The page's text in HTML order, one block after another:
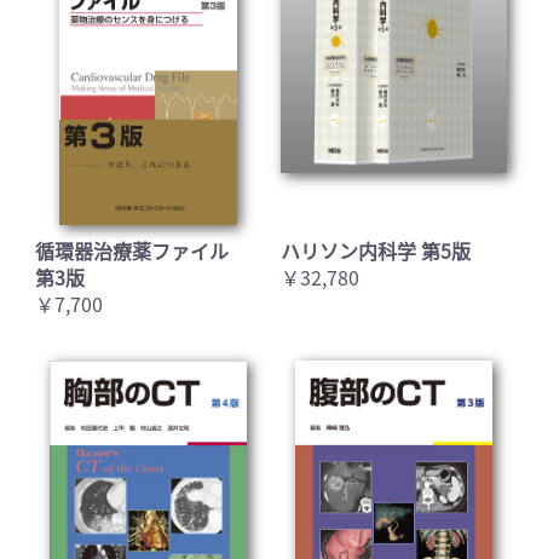
循環器治療薬ファイル
第3版
￥7,700
ハリソン内科学 第5版
￥32,780